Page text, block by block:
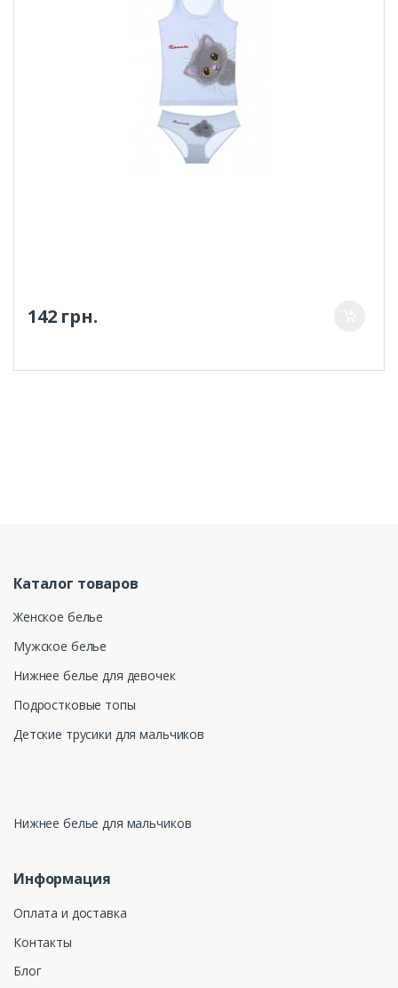
142 грн.
Каталог товаров
Женское белье
Мужское белье
Нижнее белье для девочек
Подростковые топы
Детские трусики для мальчиков
Нижнее белье для мальчиков
Информация
Оплата и доставка
Контакты
Блог